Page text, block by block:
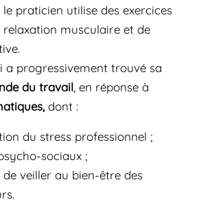
le praticien utilise des exercices
musculaire et de
a progressivement trouvé sa
du travail , en réponse à
dont :
du stress professionnel ;
sociaux ;
de veiller au bien-être des